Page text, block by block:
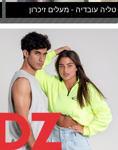
טליה עובדיה - מעלים זיכרון